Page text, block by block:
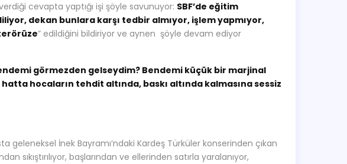
cevapta yaptığı işi şöyle savunuyor: SBF’de eğitim
dekan bunlara karşı tedbir almıyor, işlem yapmıyor,
” edildiğini bildiriyor ve aynen şöyle devam ediyor
görmezden gelseydim? Bendemi küçük bir marjinal
hocaların tehdit altında, baskı altında kalmasına sessiz
geleneksel İnek Bayramı’ndaki Kardeş Türküler konserinden çıkan
sıkıştırılıyor, başlarından ve ellerinden satırla yaralanıyor,